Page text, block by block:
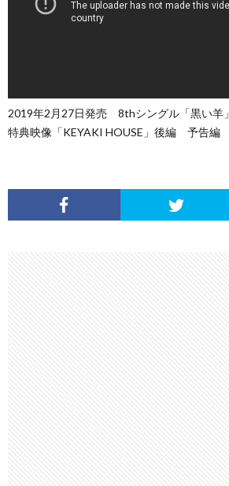
2019年2月27日発売 8thシングル「黒い羊」
特典映像「KEYAKI HOUSE」後編 予告編